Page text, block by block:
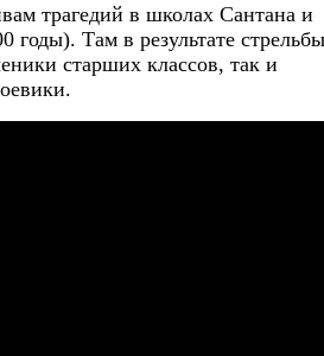
трагедий в школах Сантана и
годы). Там в результате стрельбы
старших классов, так и